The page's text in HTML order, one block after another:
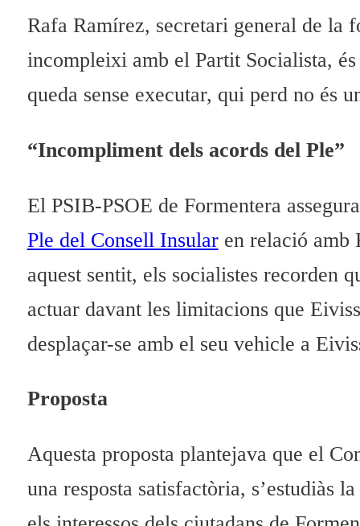
Rafa Ramírez, secretari general de la
incompleixi amb el Partit Socialista,
queda sense executar, qui perd no és
“Incompliment dels acords del Ple”
El PSIB-PSOE de Formentera
Ple del Consell Insularen relació amb
aquest sentit, els socialistes recorden
actuar davant les limitacions que
desplaçar-se amb el seu vehicle a
Proposta
Aquesta proposta plantejava que el
una resposta satisfactòria, s’estudiàs